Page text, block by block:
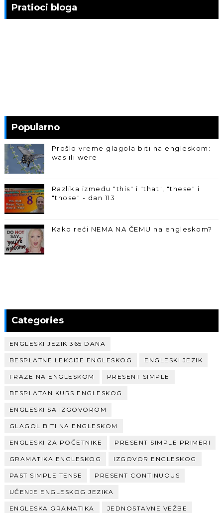
Pratioci bloga
Popularno
Prošlo vreme glagola biti na engleskom:
was ili were
Razlika između "this" i "that", "these" i
"those" - dan 113
Kako reći NEMA NA ČEMU na engleskom?
Categories
ENGLESKI JEZIK 365 DANA
BESPLATNE LEKCIJE ENGLESKOG ENGLESKI JEZIK
FRAZE NA ENGLESKOM PRESENT SIMPLE
BESPLATAN KURS ENGLESKOG
ENGLESKI SA IZGOVOROM
GLAGOL BITI NA ENGLESKOM
ENGLESKI ZA POČETNIKE PRESENT SIMPLE PRIMERI
GRAMATIKA ENGLESKOG IZGOVOR ENGLESKOG
PAST SIMPLE TENSE PRESENT CONTINUOUS
UČENJE ENGLESKOG JEZIKA
ENGLESKA GRAMATIKA JEDNOSTAVNE VEŽBE